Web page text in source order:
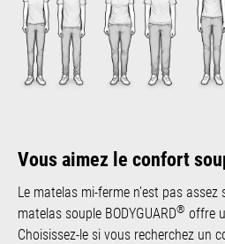
Vous aimez le confort
Le matelas mi-ferme n’est pas assez
matelas souple BODYGUARD® offre
Choisissez-le si vous recherchez un